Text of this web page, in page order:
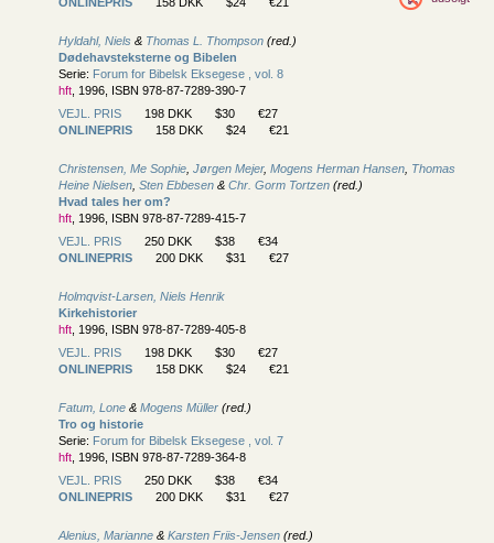
Hyldahl, Niels & Thomas L. Thompson (red.)
Dødehavsteksterne og Bibelen
Serie: Forum for Bibelsk Eksegese , vol. 8
hft , 1996, ISBN 978-87-7289-390-7
VEJL. PRIS
198 DKK $30
€27
ONLINEPRIS
158 DKK $24 €21
Christensen, Me Sophie Jørgen Mejer, Mogens Herman Hansen Thomas
Heine Nielsen Sten Ebbesen & Chr. Gorm Tortzen (red.)
Hvad tales her om?
hft , 1996, ISBN 978-87-7289-415-7
VEJL. PRIS
250 DKK $38
€34
ONLINEPRIS
200 DKK $31 €27
Holmqvist-Larsen, Niels Henrik
Kirkehistorier
hft , 1996, ISBN 978-87-7289-405-8
VEJL. PRIS
198 DKK $30
€27
ONLINEPRIS
158 DKK $24 €21
Fatum, Lone & Mogens Müller (red.)
Tro og historie
Serie: Forum for Bibelsk Eksegese , vol. 7
hft , 1996, ISBN 978-87-7289-364-8
VEJL. PRIS
250 DKK $38
€34
ONLINEPRIS
200 DKK $31 €27
Alenius, Marianne & Karsten Friis-Jensen (red.)